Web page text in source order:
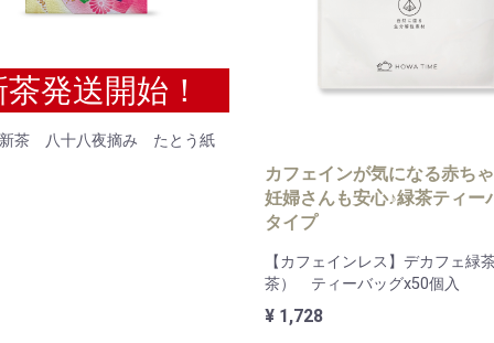
発送開始！
茶 八十八夜摘み たとう紙
カフェインが気になる赤ち
妊婦さんも安心♪緑茶ティー
タイプ
【カフェインレス】デカフェ緑
茶） ティーバッグx50個入
¥ 1,728